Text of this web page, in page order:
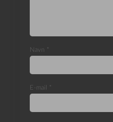
Navn *
E-mail *